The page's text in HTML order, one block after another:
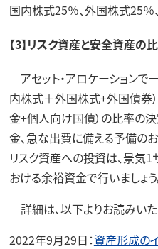
国内株式25％、外国株式25
【3】リスク資産と安全資産の
アセット・アロケーションで
内株式＋外国株式+外国債券
金+個人向け国債）の比率の
金、急な出費に備える予備の
リスク資産への投資は、景気1
おける余裕資金で行いましょう
詳細は、以下よりお読みいた
2022年9月29日：資産形成の